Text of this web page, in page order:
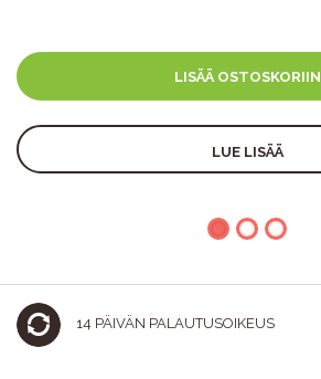
LISÄÄ OSTOSKORIIN
LUE LISÄÄ
14 PÄIVÄN PALAUTUSOIKEUS